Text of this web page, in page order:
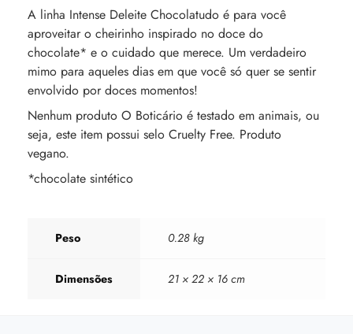
A linha Intense Deleite Chocolatudo é para você
aproveitar o cheirinho inspirado no doce do
chocolate* e o cuidado que merece. Um verdadeiro
mimo para aqueles dias em que você só quer se sentir
envolvido por doces momentos!
Nenhum produto O Boticário é testado em animais, ou
seja, este item possui selo Cruelty Free. Produto
vegano.
*chocolate sintético
Peso 0.28 kg
Dimensões 21 × 22 × 16 cm